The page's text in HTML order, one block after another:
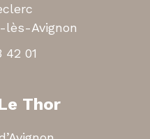
lès-Avignon
42 01
Thor